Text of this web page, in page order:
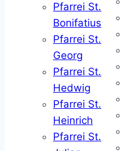
Pfarrei St.
Bonifatius
Pfarrei St.
Georg
Pfarrei St.
Hedwig
Pfarrei St.
Heinrich
Pfarrei St.